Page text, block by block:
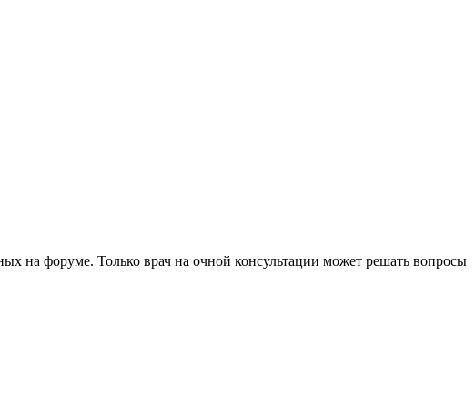
на форуме. Только врач на очной консультации может решать вопросы